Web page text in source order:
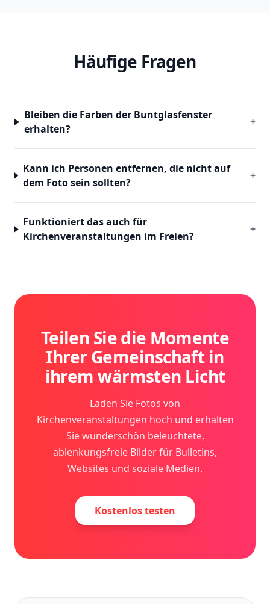
Häufige Fragen
Bleiben die Farben der Buntglasfenster
erhalten?
+
Kann ich Personen entfernen, die nicht auf
dem Foto sein sollten?
+
Funktioniert das auch für
Kirchenveranstaltungen im Freien?
+
Teilen Sie die Momente
Ihrer Gemeinschaft in
ihrem wärmsten Licht
Laden Sie Fotos von
Kirchenveranstaltungen hoch und erhalten
Sie wunderschön beleuchtete,
ablenkungsfreie Bilder für Bulletins,
Websites und soziale Medien.
Kostenlos testen